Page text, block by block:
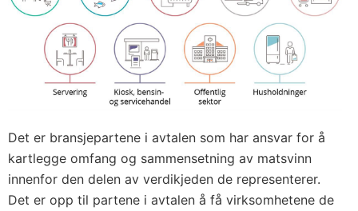
Det er bransjepartene i avtalen som har ansvar for å
kartlegge omfang og sammensetning av matsvinn
innenfor den delen av verdikjeden de representerer.
Det er opp til partene i avtalen å få virksomhetene de